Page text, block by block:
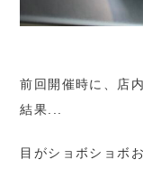
前回開催時に、店
結果...
目がショボショボ